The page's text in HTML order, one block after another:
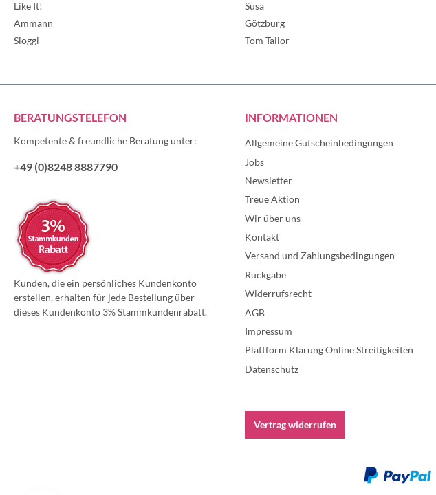
Like It!
Ammann
Sloggi
Susa
Götzburg
Tom Tailor
BERATUNGSTELEFON
Kompetente & freundliche Beratung unter:
+49 (0)8248 8887790
Kunden, die ein persönliches Kundenkonto
erstellen, erhalten für jede Bestellung über
dieses Kundenkonto 3% Stammkundenrabatt.
INFORMATIONEN
Allgemeine Gutscheinbedingungen
Jobs
Newsletter
Treue Aktion
Wir über uns
Kontakt
Versand und Zahlungsbedingungen
Rückgabe
Widerrufsrecht
AGB
Impressum
Plattform Klärung Online Streitigkeiten
Datenschutz
Vertrag widerrufen